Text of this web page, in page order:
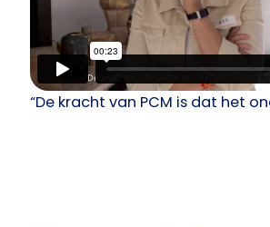
“De kracht van PCM is dat het